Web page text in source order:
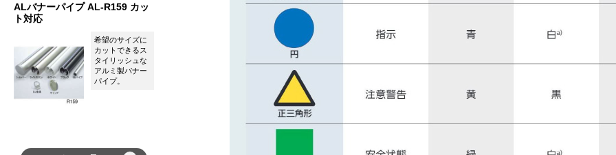
ALバナーパイプ AL-R159 カッ
ト対応
希望のサイズに
カットできるス
タイリッシュな
アルミ製バナー
パイプ。